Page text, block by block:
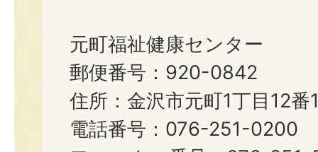
元町福祉健康センター
郵便番号：920-0842
住所：金沢市元町1丁目12番
電話番号：076-251-0200